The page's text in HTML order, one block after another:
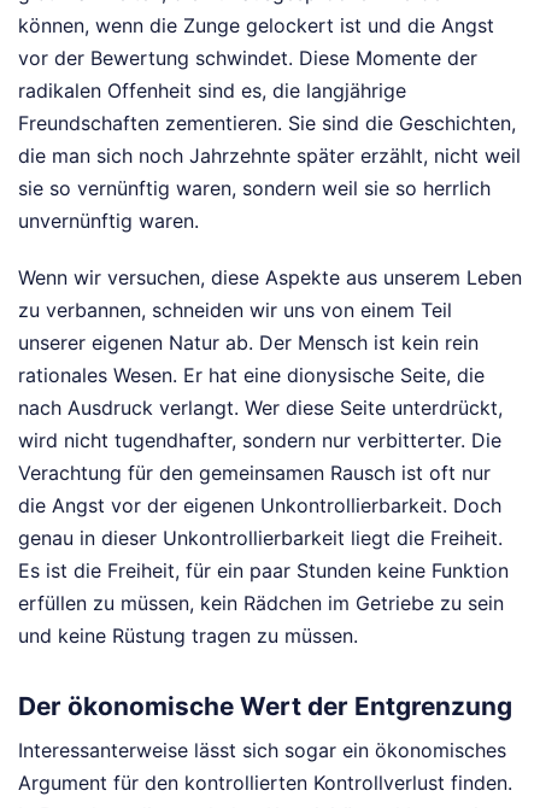
können, wenn die Zunge gelockert ist und die Angst
vor der Bewertung schwindet. Diese Momente der
radikalen Offenheit sind es, die langjährige
Freundschaften zementieren. Sie sind die Geschichten,
die man sich noch Jahrzehnte später erzählt, nicht weil
sie so vernünftig waren, sondern weil sie so herrlich
unvernünftig waren.
Wenn wir versuchen, diese Aspekte aus unserem Leben
zu verbannen, schneiden wir uns von einem Teil
unserer eigenen Natur ab. Der Mensch ist kein rein
rationales Wesen. Er hat eine dionysische Seite, die
nach Ausdruck verlangt. Wer diese Seite unterdrückt,
wird nicht tugendhafter, sondern nur verbitterter. Die
Verachtung für den gemeinsamen Rausch ist oft nur
die Angst vor der eigenen Unkontrollierbarkeit. Doch
genau in dieser Unkontrollierbarkeit liegt die Freiheit.
Es ist die Freiheit, für ein paar Stunden keine Funktion
erfüllen zu müssen, kein Rädchen im Getriebe zu sein
und keine Rüstung tragen zu müssen.
Der ökonomische Wert der Entgrenzung
Interessanterweise lässt sich sogar ein ökonomisches
Argument für den kontrollierten Kontrollverlust finden.